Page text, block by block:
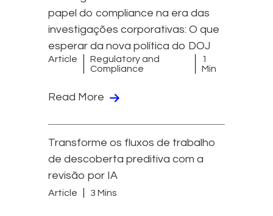
papel do compliance na era das
investigações corporativas: O que
esperar da nova política do DOJ
Article
Regulatory and
Compliance
1
Min
Read More
Transforme os fluxos de trabalho
de descoberta preditiva com a
revisão por IA
Article 3 Mins